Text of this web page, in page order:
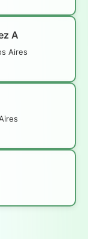
A
Aires